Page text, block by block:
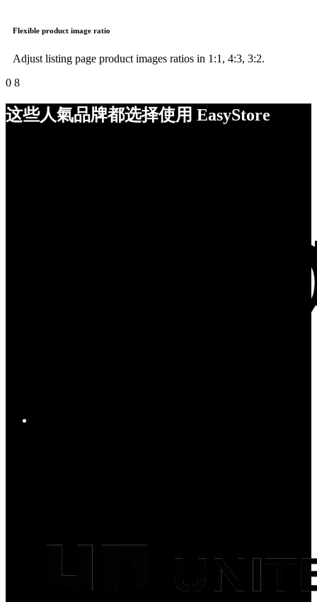
Flexible product image ratio
Adjust listing page product images ratios in 1:1, 4:3, 3:2.
0 8
这些人氣品牌都选择使用 EasyStore